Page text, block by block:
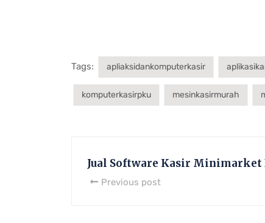
Tags: apliaksidankomputerkasir
komputerkasirpku mesinkasirmurah
Jual Software Kasir Minimarket
Previous post